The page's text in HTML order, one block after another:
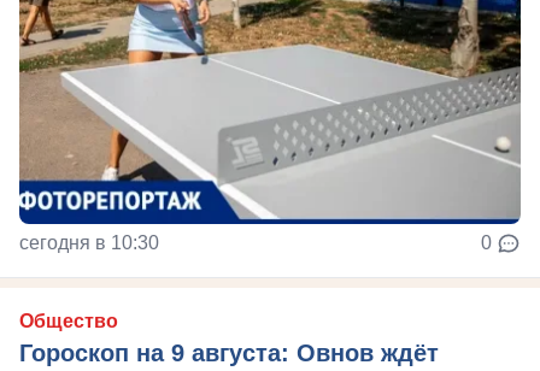
сегодня в 10:30 0
Общество
Гороскоп на 9 августа: Овнов ждёт